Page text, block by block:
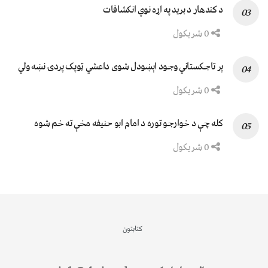
د کندهار د برید په اړه نوي انکشافات
پر تاجکستاني وجود اېښودل شوی داعشي ټوپک پردۍ نښه ولي
کله چې د خوارجو توره د امام ابو حنیفه مخې ته خم شوه
کتابتون